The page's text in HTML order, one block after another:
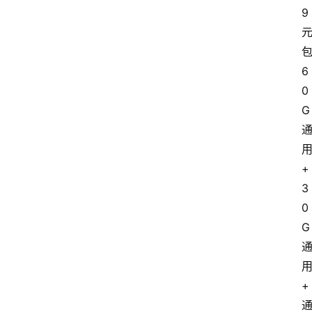
9
元
包
6
0
G
通
用
+
3
0
G
通
用
+
通